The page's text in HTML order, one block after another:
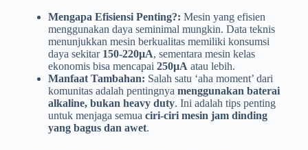
Mengapa Efisiensi Penting?: Mesin yang efisien
menggunakan daya seminimal mungkin. Data teknis
menunjukkan mesin berkualitas memiliki konsumsi
daya sekitar 150-220µA, sementara mesin kelas
ekonomis bisa mencapai 250µA atau lebih.
Manfaat Tambahan: Salah satu ‘aha moment’ dari
komunitas adalah pentingnya menggunakan baterai
alkaline, bukan heavy duty. Ini adalah tips penting
untuk menjaga semua ciri-ciri mesin jam dinding
yang bagus dan awet.